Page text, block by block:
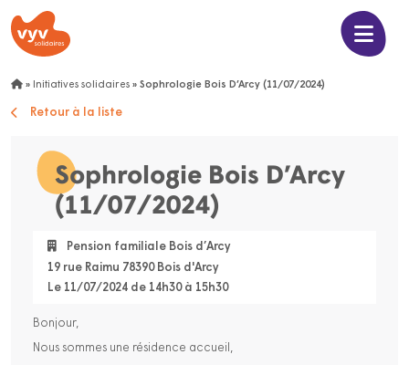
» Initiatives solidaires » Sophrologie Bois D’Arcy (11/07/2024)
Retour à la liste
Sophrologie Bois D’Arcy
(11/07/2024)
Pension familiale Bois d’Arcy
19 rue Raimu 78390 Bois d'Arcy
Le 11/07/2024 de 14h30 à 15h30
Bonjour,
Nous sommes une résidence accueil,